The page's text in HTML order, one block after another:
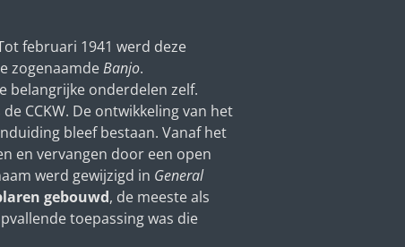
februari 1941 werd deze
zogenaamdeBanjo.
belangrijke onderdelen zelf.
CCKW. De ontwikkeling van het
bleef bestaan. Vanaf het
en vervangen door een open
werd gewijzigd in General
gebouwd, de meeste als
toepassing was die